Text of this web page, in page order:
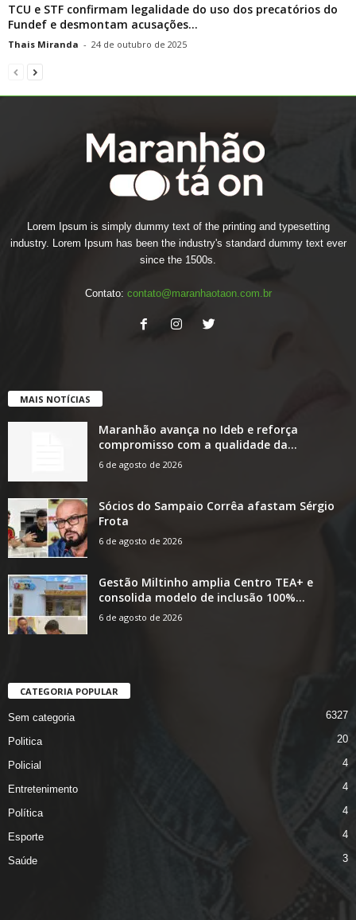
TCU e STF confirmam legalidade do uso dos precatórios do
Fundef e desmontam acusações...
Thais Miranda - 24 de outubro de 2025
Lorem Ipsum is simply dummy text of the printing and typesetting
industry. Lorem Ipsum has been the industry's standard dummy text ever
since the 1500s.
Contato: contato@maranhaotaon.com.br
MAIS NOTÍCIAS
Maranhão avança no Ideb e reforça
compromisso com a qualidade da...
6 de agosto de 2026
Sócios do Sampaio Corrêa afastam Sérgio
Frota
6 de agosto de 2026
Gestão Miltinho amplia Centro TEA+ e
consolida modelo de inclusão 100%...
6 de agosto de 2026
CATEGORIA POPULAR
Sem categoria 6327
Politica 20
Policial 4
Entretenimento 4
Política 4
Esporte 4
Saúde 3